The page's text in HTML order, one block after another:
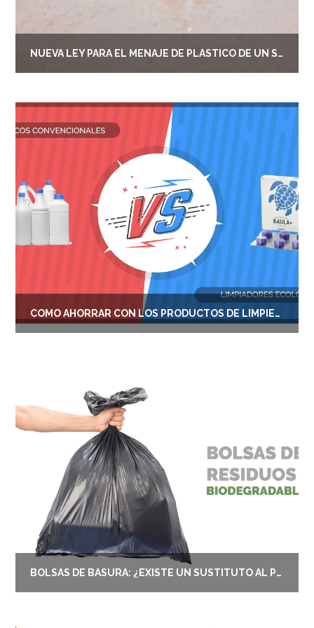
NUEVA LEY PARA EL MENAJE DE PLÁSTICO DE UN SOLO USO
CÓMO AHORRAR CON LOS PRODUCTOS DE LIMPIEZA ECOLÓGICOS
BOLSAS DE BASURA: ¿EXISTE UN SUSTITUTO AL PLÁSTICO?